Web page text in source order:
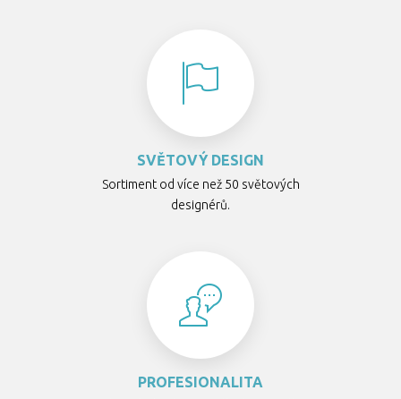
SVĚTOVÝ DESIGN
Sortiment od více než 50 světových
designérů.
PROFESIONALITA